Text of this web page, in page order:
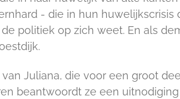
- die in hun huwelijkscrisis
politiek op zich weet. En als
Juliana, die voor een groot
beantwoordt ze een